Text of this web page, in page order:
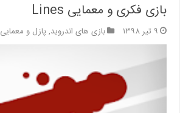
بازی فکری و معمایی Lines
۹ تیر ۱۳۹۸ بازی های اندروید, پازل و معمایی